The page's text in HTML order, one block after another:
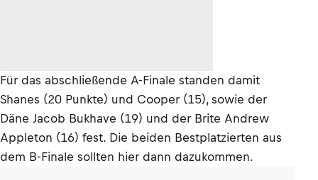
Für das abschließende A-Finale standen damit
Shanes (20 Punkte) und Cooper (15), sowie der
Däne Jacob Bukhave (19) und der Brite Andrew
Appleton (16) fest. Die beiden Bestplatzierten aus
dem B-Finale sollten hier dann dazukommen.